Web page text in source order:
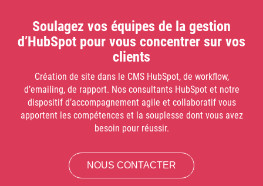
Soulagez vos équipes de la gestion
d’HubSpot pour vous concentrer sur vos
clients
Création de site dans le CMS HubSpot, de workflow,
d’emailing, de rapport. Nos consultants HubSpot et notre
dispositif d’accompagnement agile et collaboratif vous
apportent les compétences et la souplesse dont vous avez
besoin pour réussir.
NOUS CONTACTER